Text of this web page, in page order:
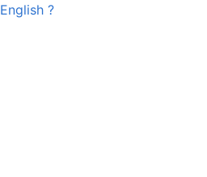
English ?